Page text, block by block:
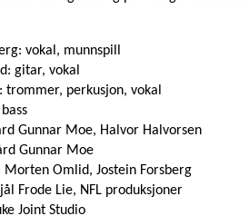
vokal, munnspill
gitar, vokal
trommer, perkusjon, vokal
Gunnar Moe, Halvor Halvorsen
Gunnar Moe
Morten Omlid, Jostein Forsberg
Frode Lie, NFL produksjoner
Joint Studio